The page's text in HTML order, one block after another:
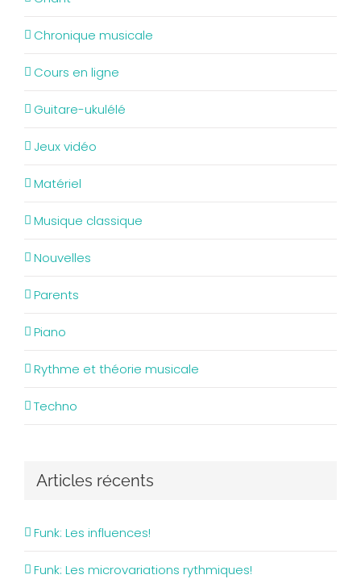
Chronique musicale
Cours en ligne
Guitare-ukulélé
Jeux vidéo
Matériel
Musique classique
Nouvelles
Parents
Piano
Rythme et théorie musicale
Techno
Articles récents
Funk: Les influences!
Funk: Les microvariations rythmiques!